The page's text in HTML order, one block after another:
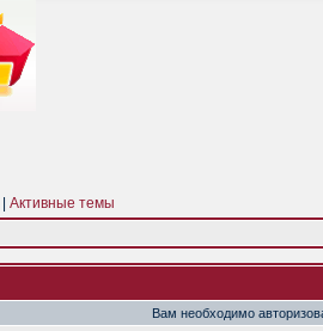
Активные темы
Вам необходимо